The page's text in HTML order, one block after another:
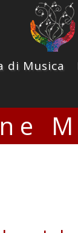
di Musica